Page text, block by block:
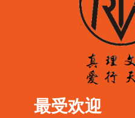
最受欢迎